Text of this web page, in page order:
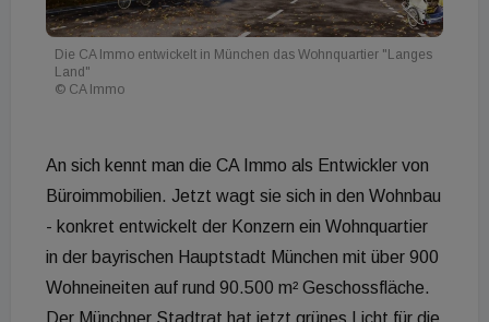
Die CA Immo entwickelt in München das Wohnquartier "Langes
Land"
© CA Immo
An sich kennt man die CA Immo als Entwickler von
Büroimmobilien. Jetzt wagt sie sich in den Wohnbau
- konkret entwickelt der Konzern ein Wohnquartier
in der bayrischen Hauptstadt München mit über 900
Wohneineiten auf rund 90.500 m² Geschossfläche.
Der Münchner Stadtrat hat jetzt grünes Licht für die